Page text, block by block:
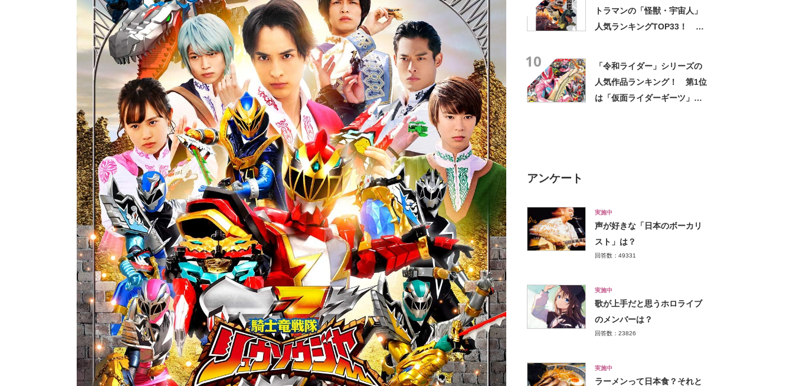
トラマンの「怪獣・宇宙人」
人気ランキングTOP33！ 第
10
「令和ライダー」シリーズの
人気作品ランキング！ 第1位
は「仮面ライダーギーツ」
アンケート
実施中
声が好きな「日本のボーカリ
スト」は？
回答数：49331
実施中
歌が上手だと思うホロライブ
のメンバーは？
回答数：23826
実施中
ラーメンって日本食？それと